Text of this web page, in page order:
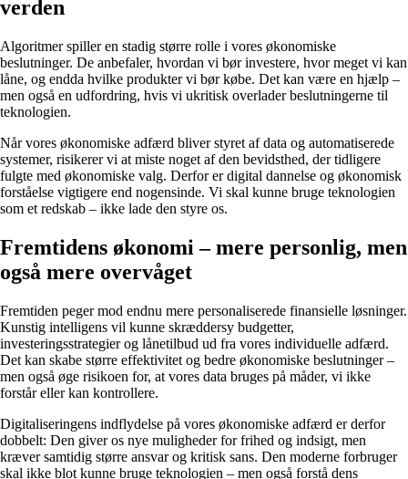
verden
Algoritmer spiller en stadig større rolle i vores økonomiske
beslutninger. De anbefaler, hvordan vi bør investere, hvor meget vi kan
låne, og endda hvilke produkter vi bør købe. Det kan være en hjælp –
men også en udfordring, hvis vi ukritisk overlader beslutningerne til
teknologien.
Når vores økonomiske adfærd bliver styret af data og automatiserede
systemer, risikerer vi at miste noget af den bevidsthed, der tidligere
fulgte med økonomiske valg. Derfor er digital dannelse og økonomisk
forståelse vigtigere end nogensinde. Vi skal kunne bruge teknologien
som et redskab – ikke lade den styre os.
Fremtidens økonomi – mere personlig, men
også mere overvåget
Fremtiden peger mod endnu mere personaliserede finansielle løsninger.
Kunstig intelligens vil kunne skræddersy budgetter,
investeringsstrategier og lånetilbud ud fra vores individuelle adfærd.
Det kan skabe større effektivitet og bedre økonomiske beslutninger –
men også øge risikoen for, at vores data bruges på måder, vi ikke
forstår eller kan kontrollere.
Digitaliseringens indflydelse på vores økonomiske adfærd er derfor
dobbelt: Den giver os nye muligheder for frihed og indsigt, men
kræver samtidig større ansvar og kritisk sans. Den moderne forbruger
skal ikke blot kunne bruge teknologien – men også forstå dens